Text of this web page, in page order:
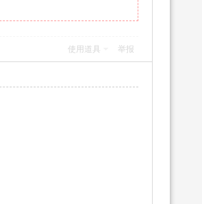
使用道具 举报